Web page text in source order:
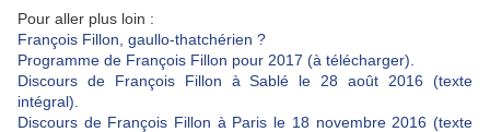
Pour aller plus loin :
François Fillon, gaullo-thatchérien ?
Programme de François Fillon pour 2017 (à télécharger).
Discours de François Fillon à Sablé le 28 août 2016 (texte
intégral).
Discours de François Fillon à Paris le 18 novembre 2016 (texte